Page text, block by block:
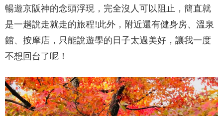
暢遊京阪神的念頭浮現，完全沒人可以阻止，簡直就
是一趟說走就走的旅程!此外，附近還有健身房、溫泉
館、按摩店，只能說遊學的日子太過美好，讓我一度
不想回台了呢！